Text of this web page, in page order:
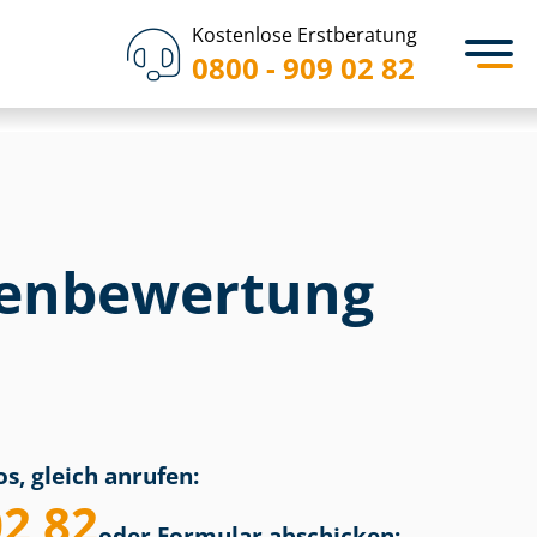
Kostenlose Erstberatung
0800 - 909 02 82
gleich anrufen: